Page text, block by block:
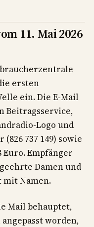
11. Mai 2026
ersten
ein. Die E-Mail
Beitragsservice,
Logo und
737 149) sowie
Euro. Empfänger
Damen und
Namen.
Mail behauptet,
worden,